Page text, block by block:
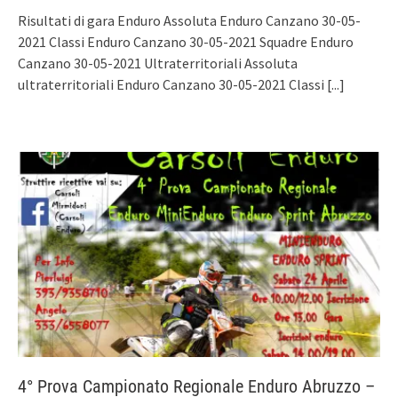
Risultati di gara Enduro Assoluta Enduro Canzano 30-05-
2021 Classi Enduro Canzano 30-05-2021 Squadre Enduro
Canzano 30-05-2021 Ultraterritoriali Assoluta
ultraterritoriali Enduro Canzano 30-05-2021 Classi [...]
4° Prova Campionato Regionale Enduro Abruzzo –